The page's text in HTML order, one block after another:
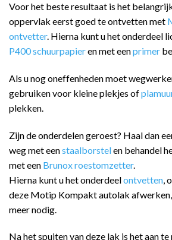
Voor het beste resultaat is het
oppervlak eerst goed te ontvetten met
ontvetter. Hierna kunt u het onderdeel
P400 schuurpapieren met eenprimer
Als u nog oneffenheden moet
gebruiken voor kleine plekjes of
plekken.
Zijn de onderdelen geroest? Haal dan
weg met eenstaalborstelen behandel
met een Brunox roestomzetter.
Hierna kunt u het onderdeelontvetten ,
deze Motip Kompakt autolak
meer nodig.
Na het spuiten van deze lak is het aan te